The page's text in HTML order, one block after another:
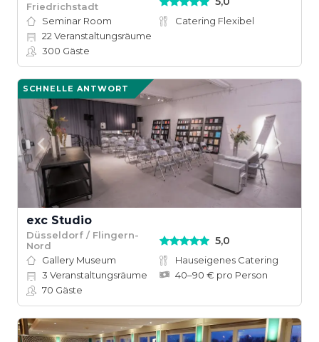
Friedrichstadt
Seminar Room
Catering Flexibel
22 Veranstaltungsräume
300 Gäste
SCHNELLE ANTWORT
exc Studio
Düsseldorf / Flingern-
Nord
5,0
Gallery Museum
Hauseigenes Catering
3 Veranstaltungsräume
40–90 € pro Person
70 Gäste